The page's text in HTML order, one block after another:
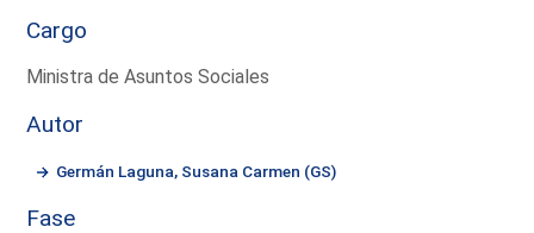
Cargo
Ministra de Asuntos Sociales
Autor
Germán Laguna, Susana Carmen (GS)
Fase